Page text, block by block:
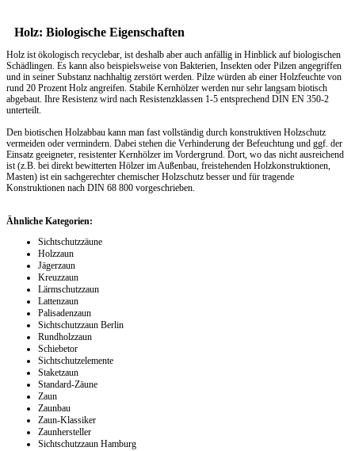
Holz: Biologische Eigenschaften
Holz ist ökologisch recyclebar, ist deshalb aber auch anfällig in Hinblick auf biologischen
Schädlingen. Es kann also beispielsweise von Bakterien, Insekten oder Pilzen angegriffen
und in seiner Substanz nachhaltig zerstört werden. Pilze würden ab einer Holzfeuchte von
rund 20 Prozent Holz angreifen. Stabile Kernhölzer werden nur sehr langsam biotisch
abgebaut. Ihre Resistenz wird nach Resistenzklassen 1-5 entsprechend DIN EN 350-2
unterteilt.
Den biotischen Holzabbau kann man fast vollständig durch konstruktiven Holzschutz
vermeiden oder vermindern. Dabei stehen die Verhinderung der Befeuchtung und ggf. der
Einsatz geeigneter, resistenter Kernhölzer im Vordergrund. Dort, wo das nicht ausreichend
ist (z.B. bei direkt bewitterten Hölzer im Außenbau, freistehenden Holzkonstruktionen,
Masten) ist ein sachgerechter chemischer Holzschutz besser und für tragende
Konstruktionen nach DIN 68 800 vorgeschrieben.
Ähnliche Kategorien:
Sichtschutzzäune
Holzzaun
Jägerzaun
Kreuzzaun
Lärmschutzzaun
Lattenzaun
Palisadenzaun
Sichtschutzzaun Berlin
Rundholzzaun
Schiebetor
Sichtschutzelemente
Staketzaun
Standard-Zäune
Zaun
Zaunbau
Zaun-Klassiker
Zaunhersteller
Sichtschutzzaun Hamburg